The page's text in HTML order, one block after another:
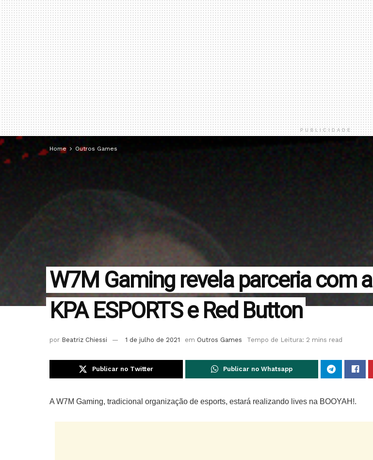
PUBLICIDADE
Home Outros Games
W7M Gaming revela parceria com a
KPA ESPORTS e Red Button
por Beatriz Chiessi 1 de julho de 2021 em Outros Games Tempo de Leitura: 2 mins read
Publicar no Twitter Publicar no Whatsapp
A W7M Gaming, tradicional organização de esports, estará realizando lives na BOOYAH!.